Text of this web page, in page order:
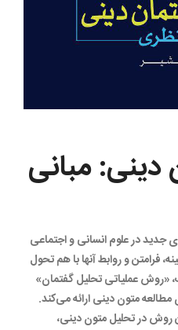
دینی: مبانی
جدید در علوم انسانی و اجتماعی
فرامتن و روابط آنها با هم تحول
«روش عملیاتی تحلیل گفتمان»
متون دینی ارائه می‌کند.
روش در تحلیل متون دینی،